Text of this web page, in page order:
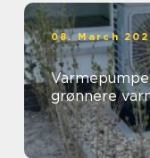
08. March
grønnere